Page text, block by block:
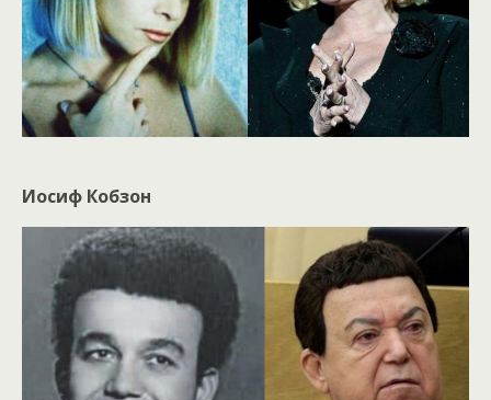
Иосиф Кобзон